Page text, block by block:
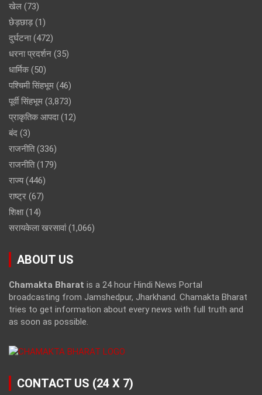
खेल (73)
छेड़छाड़(1)
दुर्घटना(472)
धरना प्रदर्शन (35)
धार्मिक(50)
पश्चिमी सिंहभूम (46)
पूर्वी सिंहभूम (3,873)
प्राकृतिक आपदा(12)
बंद (3)
राजनीति(336)
राजनीति(179)
राज्य(446)
राष्ट्र (67)
शिक्षा(14)
सरायकेला खरसावां(1,066)
ABOUT US
Chamakta Bharat is a 24 hour Hindi News Portal
broadcasting from Jamshedpur, Jharkhand. Chamakta Bharat
tries to get information about every news with full truth and
as soon as possible.
CONTACT US (24 X 7)